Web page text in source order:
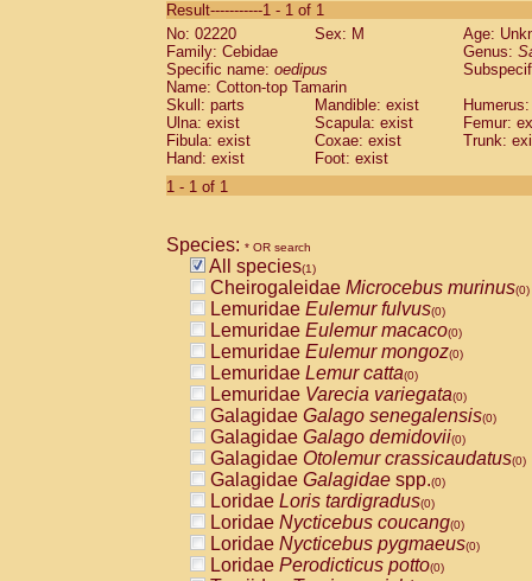
CebidaeSaguinus labiatus(0)
Cebidae Saguinus leucopus (0)
Cebidae
CebidaeSaguinus mystax
Cebidae Saguinus nigricollis (0)
Cebidae Saguinus oedipus
Cebidae Saguinus weddelli
Cebidae Saguinusspp.
Cebidae
CebidaeCebus capucinus
CebidaeCebus nigrivittatus
CebidaeCebus spp.(0)
CebidaeSaimiri boliviensis(0)
CebidaeSaimiri sciureus(0)
AtelidaeAlouatta caraya(0)
AtelidaeAlouatta fusca(0)
AtelidaeAlouatta seniculus(0)
AtelidaeAlouattaspp.(0)
AtelidaeAteles belzebuth(0)
AtelidaeAteles geoffroyi(0)
AtelidaeAteles paniscus(0)
AtelidaeAtelesspp.(0)
AtelidaeLagothrix lagothricha(0)
AtelidaeLagothrix lagothricha cana
PitheciidaeCacajao calvus
Result-----------1 - 1 of 1
No: 02220
Sex: M
Age:
Family: Cebidae
Genus:
Specific name: oedipus
Name: Cotton-top Tamarin
Skull: parts
Mandible: exist
Ulna: exist
Scapula: exist
Femur:
Fibula: exist
Coxae: exist
Trunk:
Hand: exist
Foot: exist
1 - 1 of 1
Species: * OR search
All species(1)
Cheirogaleidae Microcebus murinus(0)
Lemuridae Eulemur fulvus(0)
Lemuridae Eulemur macaco(0)
Lemuridae Eulemur mongoz(0)
Lemuridae Lemur catta(0)
Lemuridae Varecia variegata(0)
Galagidae Galago senegalensis(0)
Galagidae Galago demidovii(0)
Galagidae Otolemur crassicaudatus(0)
Galagidae Galagidae spp.(0)
Loridae Loris tardigradus(0)
Loridae Nycticebus coucang(0)
Loridae Nycticebus pygmaeus(0)
Loridae Perodicticus potto(0)